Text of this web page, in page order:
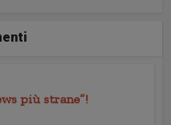
più strane”!